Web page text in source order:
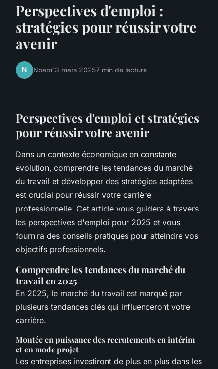
Perspectives d'emploi :
stratégies pour réussir votre
avenir
N Noam13 mars 20257 min de lecture
Perspectives d'emploi et stratégies
pour réussir votre avenir
Dans un contexte économique en constante
évolution, comprendre les tendances du marché
du travail et développer des stratégies adaptées
est crucial pour réussir votre carrière
professionnelle. Cet article vous guidera à travers
les perspectives d'emploi pour 2025 et vous
fournira des conseils pratiques pour atteindre vos
objectifs professionnels.
Comprendre les tendances du marché du
travail en 2025
En 2025, le marché du travail est marqué par
plusieurs tendances clés qui influenceront votre
carrière.
Montée en puissance des recrutements en intérim
et en mode projet
Les entreprises investiront de plus en plus dans les